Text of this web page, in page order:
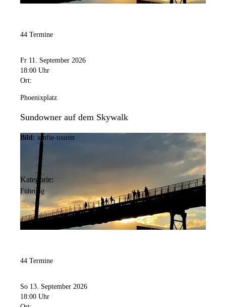
44 Termine
Fr 11. September 2026
18:00 Uhr
Ort:
Phoenixplatz
Sundowner auf dem Skywalk
Bild: sanfte-touren
Kategorie:
Führung
44 Termine
So 13. September 2026
18:00 Uhr